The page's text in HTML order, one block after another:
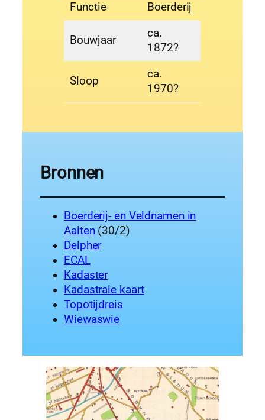
Functie Boerderij
Bouwjaar
ca.
1872?
Sloop
ca.
1970?
Bronnen
Boerderij- en Veldnamen in
Aalten(30/2)
Delpher
ECAL
Kadaster
Kadastrale kaart
Topotijdreis
Wiewaswie